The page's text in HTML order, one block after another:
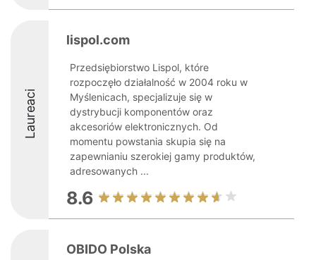
Laureaci
lispol.com
Przedsiębiorstwo Lispol, które
rozpoczęło działalność w 2004 roku w
Myślenicach, specjalizuje się w
dystrybucji komponentów oraz
akcesoriów elektronicznych. Od
momentu powstania skupia się na
zapewnianiu szerokiej gamy produktów,
adresowanych ...
8.6
OBIDO Polska